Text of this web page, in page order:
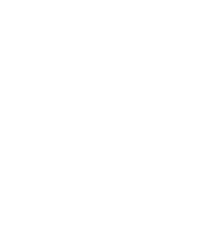
取引を完了させた実績があります
スでの取引実績があります
のではありません
以内＆設定した発送日数内に発送してい